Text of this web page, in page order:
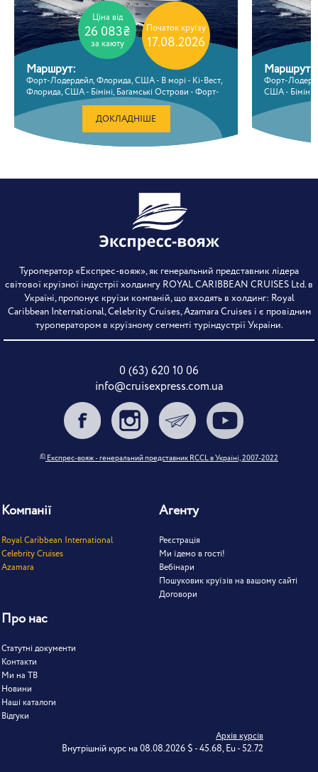
Ціна від
26 083₴
за каюту
Початок круїзу
17.08.2026
Маршрут:
Форт-Лодердейл, Флорида, США - В морі - Кі-Вест,
Флорида, США - Біміні, Багамські Острови - Форт-
Лодердейл, Флорида, США
ДОКЛАДНІШЕ
Маршрут:
Форт-
США - Біміні,
Флорида,
Туроператор «Експрес-вояж», як генеральний представник лідера
світової круїзної індустрії холдингу ROYAL CARIBBEAN CRUISES Ltd. в
Україні, пропонує круїзи компаній, що входять в холдинг: Royal
Caribbean International, Celebrity Cruises, Azamara Cruises і є провідним
туроператором в круїзному сегменті туріндустрії України.
0 (63) 620 10 06
info@cruisexpress.com.ua
© Експрес-вояж - генеральний представник RCCL в Україні, 2007-2022
Компанії
Royal Caribbean International
Celebrity Cruises
Azamara
Агенту
Реєстрація
Ми їдемо в гості!
Вебінари
Пошуковик круїзів на вашому сайті
Договори
Про нас
Статутні документи
Контакти
Ми на ТВ
Новини
Наші каталоги
Відгуки
Архів курсів
Внутрішній курс на 08.08.2026 $ - 45.68, Eu - 52.72